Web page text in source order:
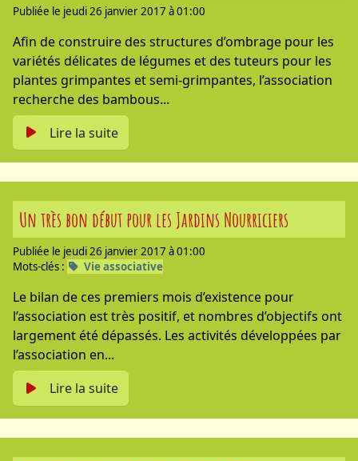
Publiée le jeudi 26 janvier 2017 à 01:00
Afin de construire des structures d’ombrage pour les
variétés délicates de légumes et des tuteurs pour les
plantes grimpantes et semi-grimpantes, l’association
recherche des bambous...
Lire la suite
Un très bon début pour les Jardins Nourriciers
Publiée le jeudi 26 janvier 2017 à 01:00
Mots-clés :
Vie associative
Le bilan de ces premiers mois d’existence pour
l’association est très positif, et nombres d’objectifs ont
largement été dépassés. Les activités développées par
l’association en...
Lire la suite